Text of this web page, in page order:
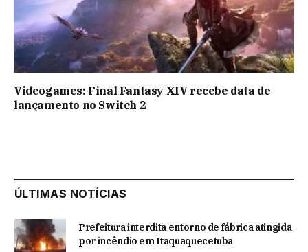
Videogames: Final Fantasy XIV recebe data de
lançamento no Switch 2
ÚLTIMAS NOTÍCIAS
Prefeitura interdita entorno de fábrica atingida
por incêndio em Itaquaquecetuba